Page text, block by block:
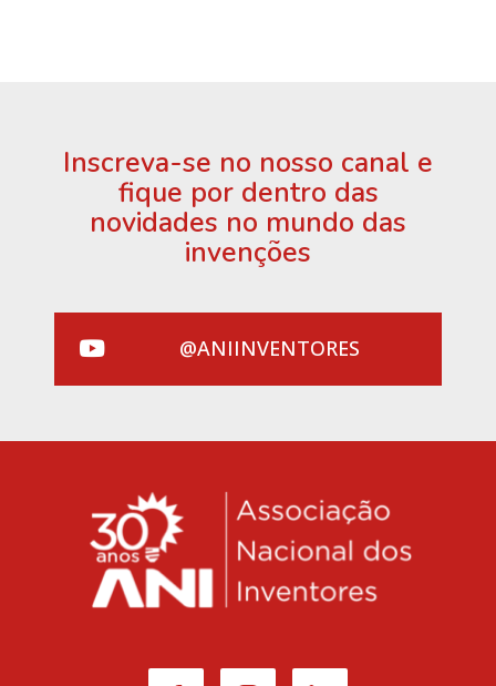
Inscreva-se no nosso canal e
fique por dentro das
novidades no mundo das
invenções
@ANIINVENTORES